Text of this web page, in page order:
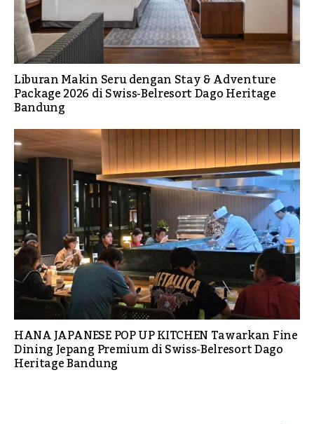
Liburan Makin Seru dengan Stay & Adventure
Package 2026 di Swiss-Belresort Dago Heritage
Bandung
HANA JAPANESE POP UP KITCHEN Tawarkan Fine
Dining Jepang Premium di Swiss-Belresort Dago
Heritage Bandung